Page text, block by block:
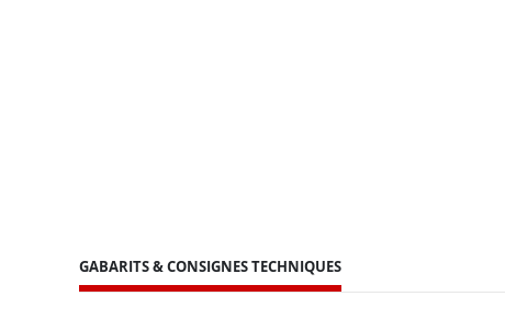
GABARITS & CONSIGNES TECHNIQUES